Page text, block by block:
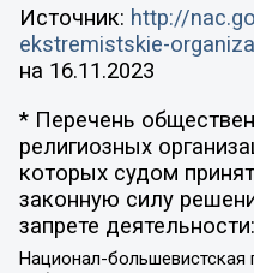
Источник: http://
ekstremistskie-
на 16.11.2023
* Перечень
религиозных
которых судом
законную силу
запрете деятельности:
Национал-большевистская